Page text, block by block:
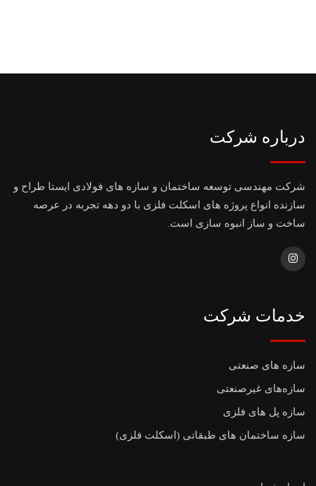
درباره شرکت
شرکت مهندسی توسعه ساختمان و سازه های فولادی ایستا طراح و
سازنده انواع پروژه های اسکلت فلزی با دو دهه تجربه در عرصه
ساخت و ساز انبوه سازی است.
خدمات شرکت
سازه های صنعتی
سازه‌های غیرصنعتی
سازه پل های فلزی
سازه ساختمان های طبقاتی (اسکلت فلزی)